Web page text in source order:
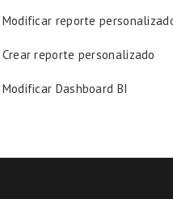
reporte
reporte personalizado
Dashboard BI